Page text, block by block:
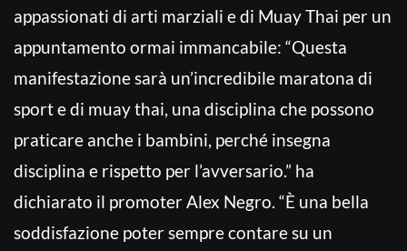
appassionati di arti marziali e di Muay Thai per un
appuntamento ormai immancabile: “Questa
manifestazione sarà un’incredibile maratona di
sport e di muay thai, una disciplina che possono
praticare anche i bambini, perché insegna
disciplina e rispetto per l’avversario.” ha
dichiarato il promoter Alex Negro. “È una bella
soddisfazione poter sempre contare su un